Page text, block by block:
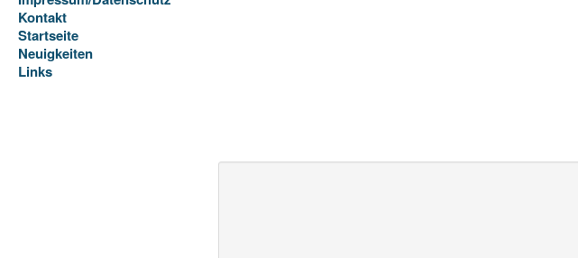
Kontakt
Startseite
Neuigkeiten
Links